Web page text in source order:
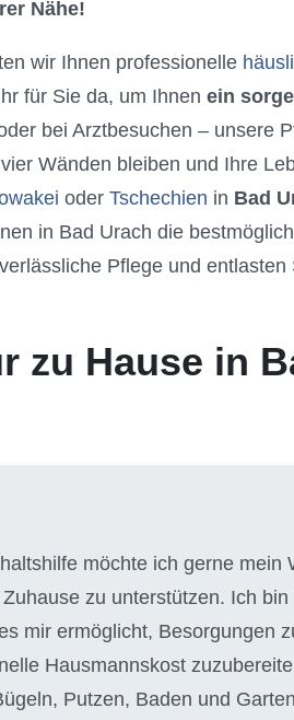
Nähe!
wir Ihnen professionelle
für Sie da, um Ihnen ein
bei Arztbesuchen – unsere
Wänden bleiben und Ihre
oder Tschechien in Bad
in Bad Urach die
Pflege und
zu Hause in
möchte ich gerne
zu unterstützen. Ich
mir ermöglicht, Besorgungen
Hausmannskost
Putzen, Baden und